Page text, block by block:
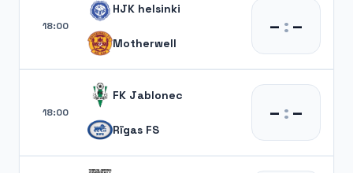
18:00
HJK helsinki
Motherwell
– :–
18:00
FK Jablonec
Rīgas FS
– :–